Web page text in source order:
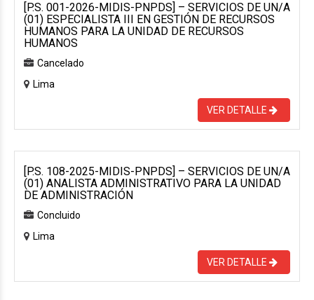
[P.S. 001-2026-MIDIS-PNPDS] – SERVICIOS DE UN/A
(01) ESPECIALISTA III EN GESTIÓN DE RECURSOS
HUMANOS PARA LA UNIDAD DE RECURSOS
HUMANOS
Cancelado
Lima
VER DETALLE
[P.S. 108-2025-MIDIS-PNPDS] – SERVICIOS DE UN/A
(01) ANALISTA ADMINISTRATIVO PARA LA UNIDAD
DE ADMINISTRACIÓN
Concluido
Lima
VER DETALLE